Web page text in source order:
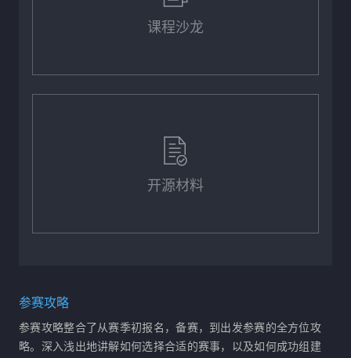
课程沙龙
开源材料
参赛攻略
参赛攻略整合了从赛季初报名，备赛，到出发参赛的全方位攻
略。深入浅出地讲解如何选择合适的赛事，以及如何成功组建